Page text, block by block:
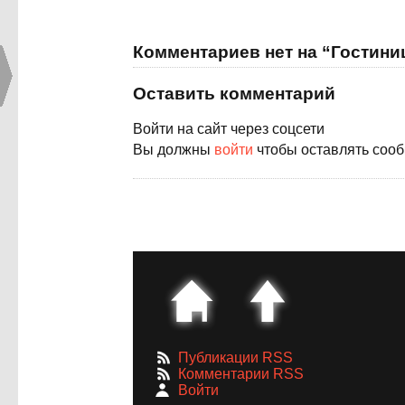
Комментариев нет на
Оставить комментарий
Войти на сайт через соцсети
Вы должны войти чтобы оставлять
Публикации RSS
Комментарии RSS
Войти